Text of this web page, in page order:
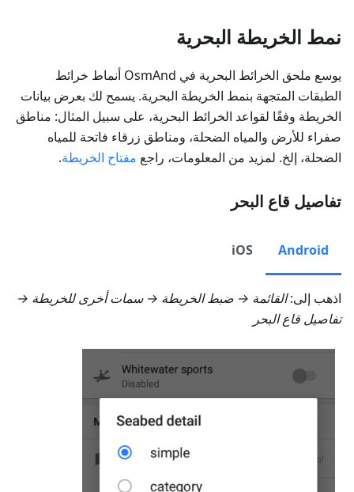
نمط الخريطة البحرية
يوسع ملحق الخرائط البحرية في OsmAnd أنماط خرائط
الطبقات المتجهة بنمط الخريطة البحرية. يسمح لك بعرض بيانات
الخريطة وفقًا لقواعد الخرائط البحرية، على سبيل المثال: مناطق
صفراء للأرض والمياه الضحلة، ومناطق زرقاء فاتحة للمياه
الضحلة، إلخ. لمزيد من المعلومات، راجع مفتاح الخريطة.
تفاصيل قاع البحر
Android
iOS
اذهب إلى:القائمة → ضبط الخريطة → سمات أخرى للخريطة →
تفاصيل قاع البحر